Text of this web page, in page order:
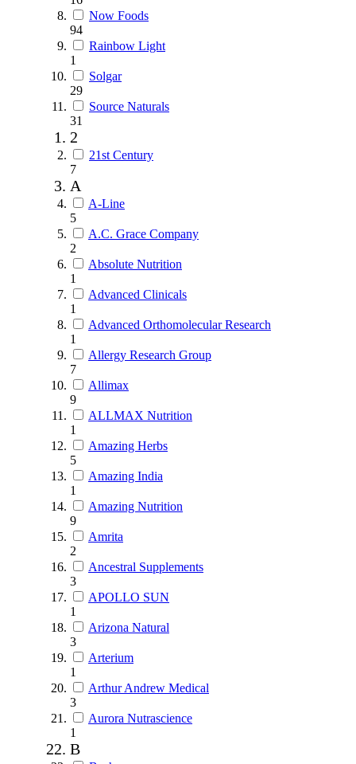
Now Foods
94
Rainbow Light
1
Solgar
29
Source Naturals
31
2
21st Century
7
A
A-Line
5
A.C. Grace Company
2
Absolute Nutrition
1
Advanced Clinicals
1
Advanced Orthomolecular Research
1
Allergy Research Group
7
Allimax
9
ALLMAX Nutrition
1
Amazing Herbs
5
Amazing India
1
Amazing Nutrition
9
Amrita
2
Ancestral Supplements
3
APOLLO SUN
1
Arizona Natural
3
Arterium
1
Arthur Andrew Medical
3
Aurora Nutrascience
1
B